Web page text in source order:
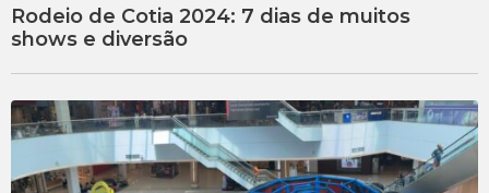
Rodeio de Cotia 2024: 7 dias de muitos
shows e diversão